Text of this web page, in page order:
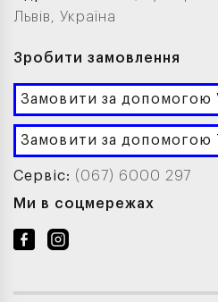
Львів, Україна
Зробити замовлення
Замовити за допомогою
Замовити за допомогою
Сервіс: (067) 6000 297
Ми в соцмережах